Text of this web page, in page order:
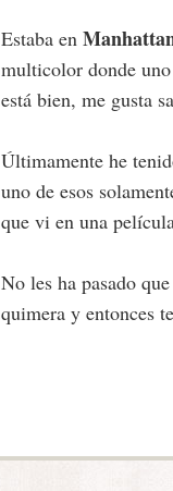
Estaba en
multicolor donde
está bien, me gusta
Últimamente he
uno de esos
que vi en una
No les ha pasado
quimera y entonces